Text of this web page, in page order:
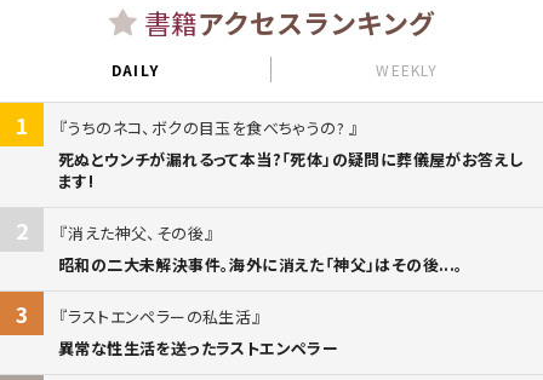
書籍アクセスランキング
DAILY WEEKLY
1
うちのネコ、ボクの目玉を食べちゃうの?
死ぬとウンチが漏れるって本当?「死体」の疑問に葬儀屋がお答えし
ます!
2
消えた神父、その後
昭和の二大未解決事件。海外に消えた「神父」はその後...。
3
ラストエンペラーの私生活
異常な性生活を送ったラストエンペラー